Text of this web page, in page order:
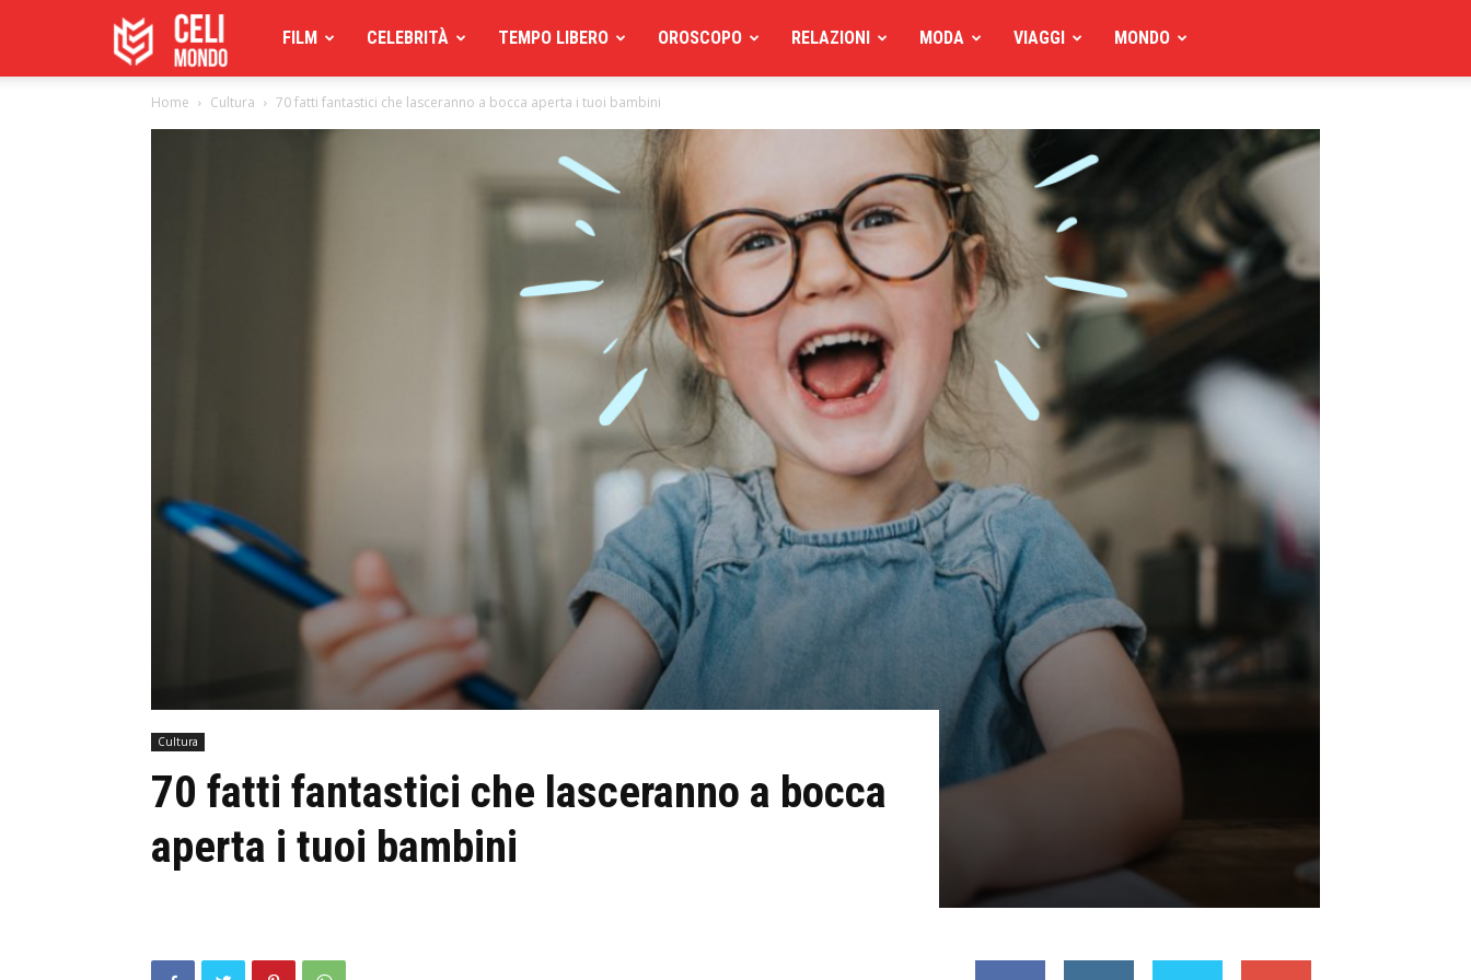
Celimoondo
FILM CELEBRITÀ TEMPO LIBERO OROSCOPO RELAZIONI MODA VIAGGI MONDO
Home Cultura 70 fatti fantastici che lasceranno a bocca aperta i tuoi bambini
Cultura
70 fatti fantastici che lasceranno a bocca
aperta i tuoi bambini